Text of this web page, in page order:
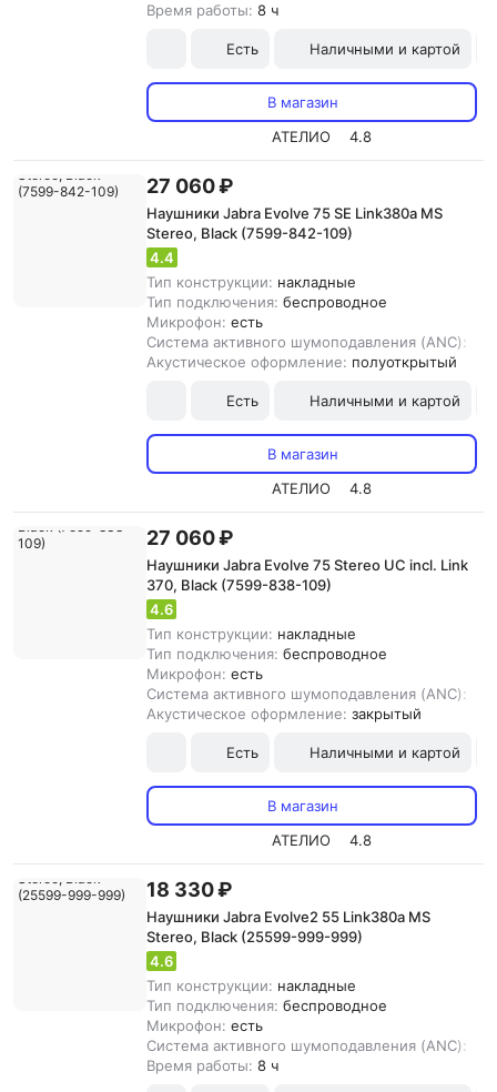
Время работы: 8 ч
Есть Наличными и картой
В магазин
АТЕЛИО
4.8
27 060 ₽
Наушники Jabra Evolve 75 SE Link380a MS
Stereo, Black (7599-842-109)
4.4
Тип конструкции: накладные
Тип подключения: беспроводное
Микрофон: есть
Система активного шумоподавления (ANC):
Акустическое оформление: полуоткрытый
Есть Наличными и картой
В магазин
АТЕЛИО
4.8
27 060 ₽
Наушники Jabra Evolve 75 Stereo UC incl. Link
370, Black (7599-838-109)
4.6
Тип конструкции: накладные
Тип подключения: беспроводное
Микрофон: есть
Система активного шумоподавления (ANC):
Акустическое оформление: закрытый
Есть Наличными и картой
В магазин
АТЕЛИО
4.8
18 330 ₽
Наушники Jabra Evolve2 55 Link380a MS
Stereo, Black (25599-999-999)
4.6
Тип конструкции: накладные
Тип подключения: беспроводное
Микрофон: есть
Система активного шумоподавления (ANC):
Время работы: 8 ч